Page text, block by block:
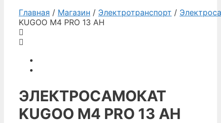
Главная / Магазин / Электротранспорт /
KUGOO M4 PRO 13 AH
ЭЛЕКТРОСАМОКАТ
KUGOO M4 PRO 13 AH